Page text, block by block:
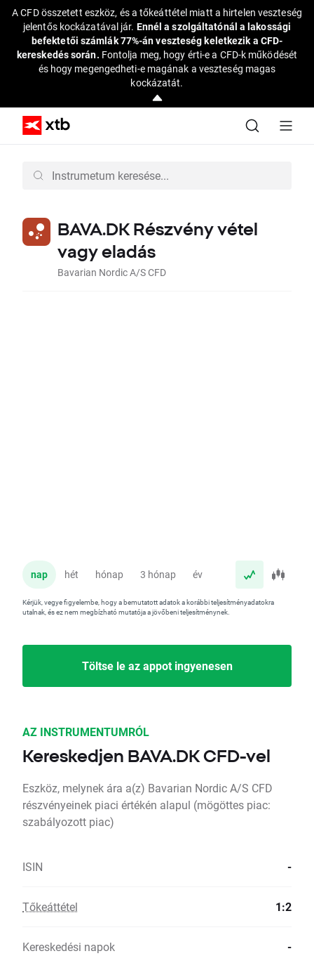
A CFD összetett eszköz, és a tőkeáttétel miatt a hirtelen veszteség
jelentős kockázatával jár. Ennél a szolgáltatónál a lakossági
befektetői számlák 77%-án veszteség keletkezik a CFD-
kereskedés során. Fontolja meg, hogy érti-e a CFD-k működését
és hogy megengedheti-e magának a veszteség magas
kockázatát.
BAVA.DK Részvény vétel
vagy eladás
Bavarian Nordic A/S CFD
nap hét hónap 3 hónap év
Kérjük, vegye figyelembe, hogy a bemutatott adatok a korábbi teljesítményadatokra
utalnak, és ez nem megbízható mutatója a jövőbeni teljesítménynek.
Töltse le az appot ingyenesen
AZ INSTRUMENTUMRÓL
Kereskedjen BAVA.DK CFD-vel
Eszköz, melynek ára a(z) Bavarian Nordic A/S CFD
részvényeinek piaci értékén alapul (mögöttes piac:
szabályozott piac)
ISIN -
Tőkeáttétel 1:2
Kereskedési napok -